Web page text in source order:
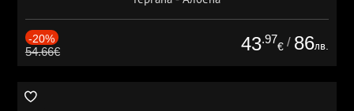
-20%
54.66€ 43.97
€ / 86лв.